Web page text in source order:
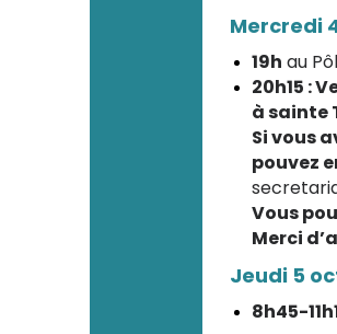
Mercredi
19h au
20h15 :
à sainte
Si vous
pouvez
Vous
Merci
Jeudi 5
8h45-